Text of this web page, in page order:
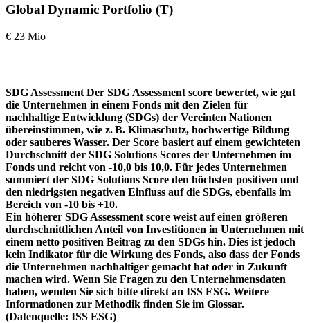
Global Dynamic Portfolio (T)
€ 23 Mio
SDG Assessment Der SDG Assessment score bewertet, wie gut
die Unternehmen in einem Fonds mit den Zielen für
nachhaltige Entwicklung (SDGs) der Vereinten Nationen
übereinstimmen, wie z. B. Klimaschutz, hochwertige Bildung
oder sauberes Wasser. Der Score basiert auf einem gewichteten
Durchschnitt der SDG Solutions Scores der Unternehmen im
Fonds und reicht von -10,0 bis 10,0. Für jedes Unternehmen
summiert der SDG Solutions Score den höchsten positiven und
den niedrigsten negativen Einfluss auf die SDGs, ebenfalls im
Bereich von -10 bis +10.
Ein höherer SDG Assessment score weist auf einen größeren
durchschnittlichen Anteil von Investitionen in Unternehmen mit
einem netto positiven Beitrag zu den SDGs hin. Dies ist jedoch
kein Indikator für die Wirkung des Fonds, also dass der Fonds
die Unternehmen nachhaltiger gemacht hat oder in Zukunft
machen wird. Wenn Sie Fragen zu den Unternehmensdaten
haben, wenden Sie sich bitte direkt an ISS ESG. Weitere
Informationen zur Methodik finden Sie im Glossar.
(Datenquelle: ISS ESG)